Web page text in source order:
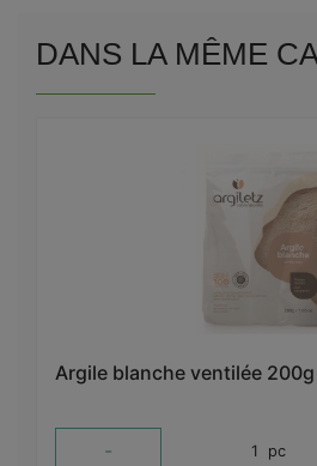
DANS LA MÊME
Argile blanche ventilée 200g
- 1 pc